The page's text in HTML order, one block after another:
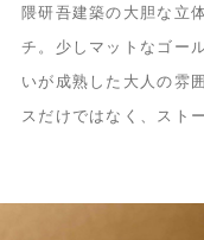
隈研吾建築の大胆な立
チ。少しマットなゴー
いが成熟した大人の雰
スだけではなく、スト